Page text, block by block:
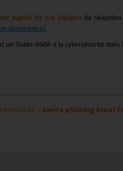
auprès de vos équipesde réception
disponible ici.
Guide dédié à la cybersécurité dans
>Alerte phishing Atout